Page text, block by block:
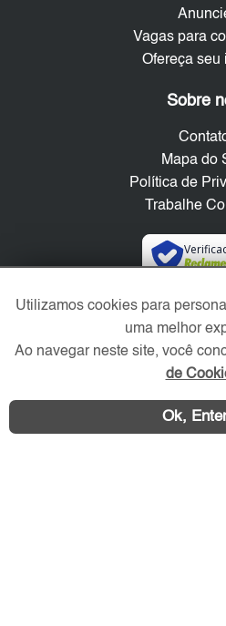
Vagas para
Ofereça seu
Sobre
Mapa do
Política de
Trabalhe
Redes
Utilizamos cookies para
uma melhor
Ao navegar neste site, você
de
Ok,